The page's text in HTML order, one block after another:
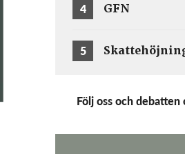
4 GFN
5
Följ oss och debatten